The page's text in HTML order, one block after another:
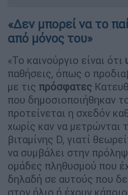
«Δεν μπορεί να το
από μόνος του»
«Το καινούργιο είναι ότι
παθήσεις, όπως ο
με τις πρόσφατες
που δημοσιοποιήθηκαν
προτείνεται η σχεδόν
χωρίς καν να μετρώνται
βιταμίνης D, γιατί
να συμβάλει στην
ομάδες πληθυσμού που
δηλαδή σε αυτούς που
στον ήλιο ή έχουν